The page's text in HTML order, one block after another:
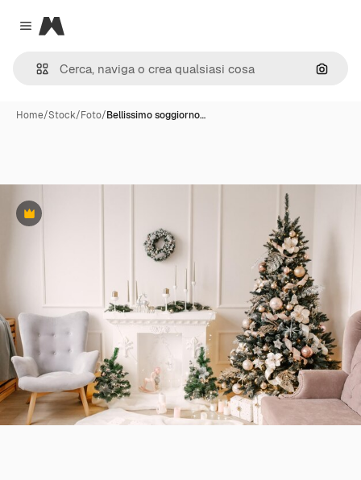
Close menu
Magnific
Cerca
Home/Stock/Foto/Bellissimo soggiorno…
Premium